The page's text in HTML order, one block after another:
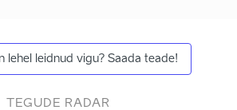
lehel leidnud vigu? Saada teade!
TEGUDE RADAR